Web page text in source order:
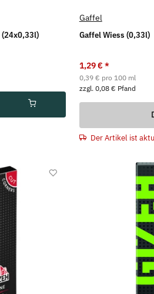
(24x0,33l)
Gaffel
Gaffel Wiess (0,33l)
1,29 € *
0,39 € pro 100 ml
zzgl. 0,08 € Pfand
Der Artikel ist